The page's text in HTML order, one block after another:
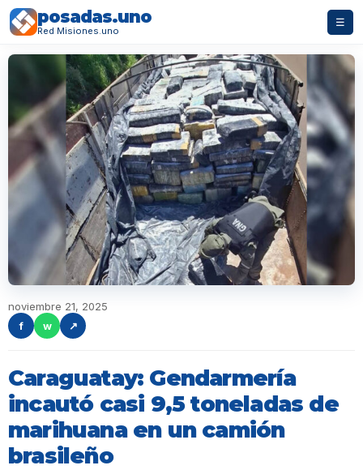
posadas.uno
Red Misiones.uno
☰
noviembre 21, 2025
f
w ↗
Caraguatay: Gendarmería
incautó casi 9,5 toneladas de
marihuana en un camión
brasileño